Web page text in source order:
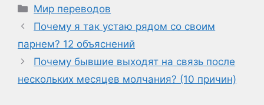
Рубрики
Мир переводов
Почему я так устаю рядом со своим
парнем? 12 объяснений
Почему бывшие выходят на связь после
нескольких месяцев молчания? (10 причин)